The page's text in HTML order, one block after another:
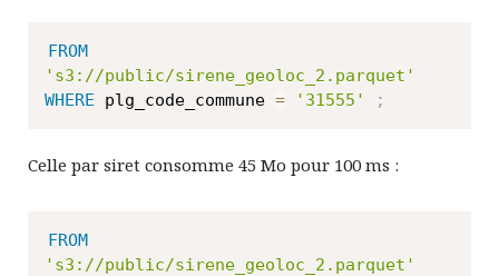
FROM
's3://public/sirene_geoloc_2.parquet'
WHERE plg_code_commune = '31555' ;
Celle par siret consomme 45 Mo pour 100 ms :
FROM
's3://public/sirene_geoloc_2.parquet'